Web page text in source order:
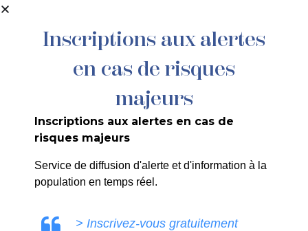
Inscriptions aux alertes
en cas de risques
majeurs
Inscriptions aux alertes en cas de
risques majeurs
Service de diffusion d'alerte et d'information à la
population en temps réel.
> Inscrivez-vous gratuitement